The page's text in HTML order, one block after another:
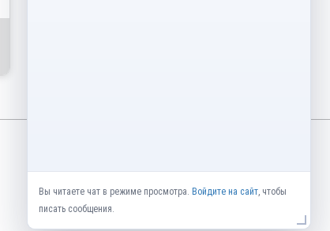
Вы читаете чат в режиме просмотра. Войдите на сайт, чтобы
писать сообщения.